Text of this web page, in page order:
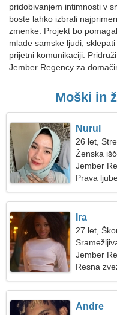
pridobivanjem intimnosti v
boste lahko izbrali
zmenke. Projekt bo
mlade samske ljudi,
prijetni komunikaciji.
Jember Regency za
Moški in
Nurul
26 let,
Ženska
Jember
Prava
Ira
27 let,
Jember
Resna
Andre